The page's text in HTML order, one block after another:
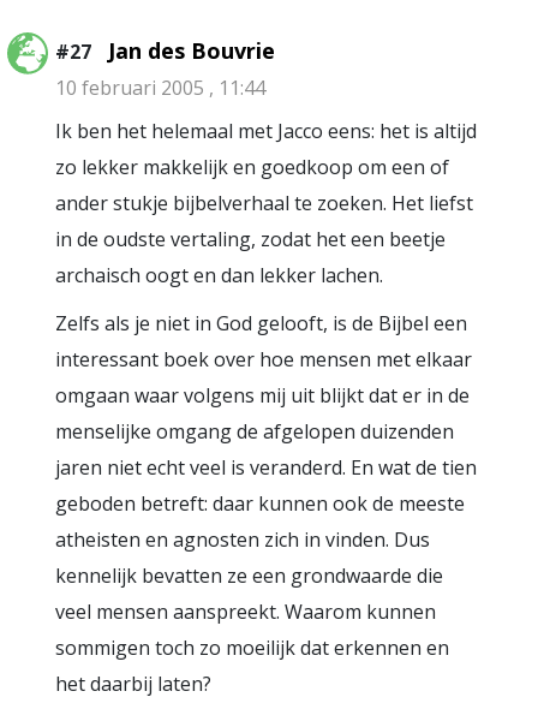
#27 Jan des Bouvrie
10 februari 2005 , 11:44
Ik ben het helemaal met Jacco eens: het is altijd
zo lekker makkelijk en goedkoop om een of
ander stukje bijbelverhaal te zoeken. Het liefst
in de oudste vertaling, zodat het een beetje
archaisch oogt en dan lekker lachen.
Zelfs als je niet in God gelooft, is de Bijbel een
interessant boek over hoe mensen met elkaar
omgaan waar volgens mij uit blijkt dat er in de
menselijke omgang de afgelopen duizenden
jaren niet echt veel is veranderd. En wat de tien
geboden betreft: daar kunnen ook de meeste
atheisten en agnosten zich in vinden. Dus
kennelijk bevatten ze een grondwaarde die
veel mensen aanspreekt. Waarom kunnen
sommigen toch zo moeilijk dat erkennen en
het daarbij laten?